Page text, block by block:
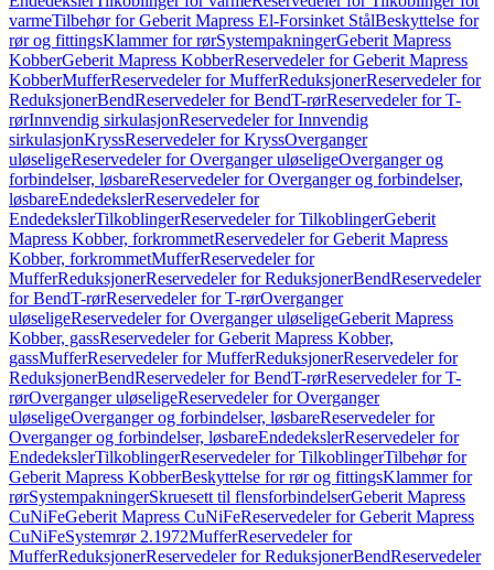
varmeTilbehør for Geberit Mapress El-Forsinket StålBeskyttelse for
rør og fittingsKlammer for rørSystempakningerGeberit Mapress
KobberGeberit Mapress KobberReservedeler for Geberit Mapress
KobberMufferReservedeler for MufferReduksjonerReservedeler for
ReduksjonerBendReservedeler for BendT-rørReservedeler for T-
rørInnvendig sirkulasjonReservedeler for Innvendig
sirkulasjonKryssReservedeler for KryssOverganger
uløseligeReservedeler for Overganger uløseligeOverganger og
forbindelser, løsbareReservedeler for Overganger og forbindelser,
løsbareEndedekslerReservedeler for
EndedekslerTilkoblingerReservedeler for TilkoblingerGeberit
Mapress Kobber, forkrommetReservedeler for Geberit Mapress
Kobber, forkrommetMufferReservedeler for
MufferReduksjonerReservedeler for ReduksjonerBendReservedeler
for BendT-rørReservedeler for T-rørOverganger
uløseligeReservedeler for Overganger uløseligeGeberit Mapress
Kobber, gassReservedeler for Geberit Mapress Kobber,
gassMufferReservedeler for MufferReduksjonerReservedeler for
ReduksjonerBendReservedeler for BendT-rørReservedeler for T-
rørOverganger uløseligeReservedeler for Overganger
uløseligeOverganger og forbindelser, løsbareReservedeler for
Overganger og forbindelser, løsbareEndedekslerReservedeler for
EndedekslerTilkoblingerReservedeler for TilkoblingerTilbehør for
Geberit Mapress KobberBeskyttelse for rør og fittingsKlammer for
rørSystempakningerSkruesett til flensforbindelserGeberit Mapress
CuNiFeGeberit Mapress CuNiFeReservedeler for Geberit Mapress
CuNiFeSystemrør 2.1972MufferReservedeler for
MufferReduksjonerReservedeler for ReduksjonerBendReservedeler